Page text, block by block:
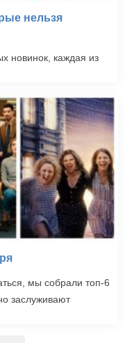
нельзя
новинок, каждая из
мы собрали топ-6
заслуживают